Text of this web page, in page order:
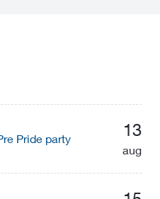
Pride party 13
aug